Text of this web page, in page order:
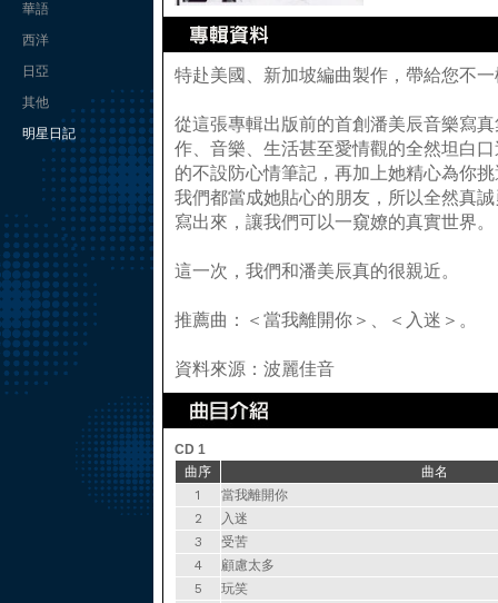
華語
西洋
日亞
其他
明星日記
特赴美國、新加坡編曲製作，帶給您不
從這張專輯出版前的首創潘美辰音樂寫
作、音樂、生活甚至愛情觀的全然坦白
的不設防心情筆記，再加上她精心為你
我們都當成她貼心的朋友，所以全然真
寫出來，讓我們可以一窺嫽的真實世界。
這一次，我們和潘美辰真的很親近。
推薦曲：＜當我離開你＞、＜入迷＞。
資料來源：波麗佳音
CD 1
曲序
曲名
1
當我離開你
2
入迷
3
受苦
4
顧慮太多
5
玩笑